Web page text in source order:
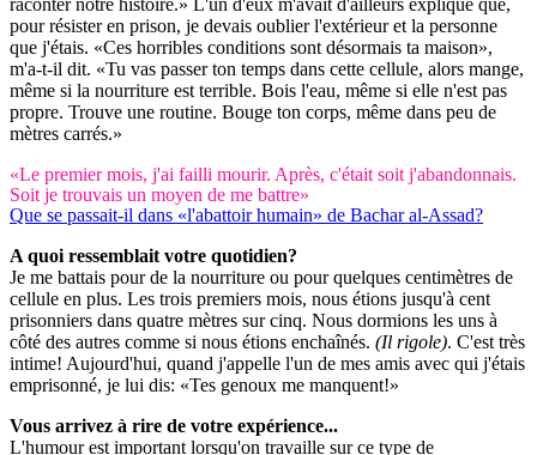
pour résister en prison, je devais oublier l'extérieur et la personne
que j'étais. «Ces horribles conditions sont désormais ta maison»,
m'a-t-il dit. «Tu vas passer ton temps dans cette cellule, alors mange,
même si la nourriture est terrible. Bois l'eau, même si elle n'est pas
propre. Trouve une routine. Bouge ton corps, même dans peu de
mètres carrés.»
«Le premier mois, j'ai failli mourir. Après, c'était soit j'abandonnais.
Soit je trouvais un moyen de me battre»
Que se passait-il dans «l'abattoir humain» de Bachar al-Assad?
A quoi ressemblait votre quotidien?
Je me battais pour de la nourriture ou pour quelques centimètres de
cellule en plus. Les trois premiers mois, nous étions jusqu'à cent
prisonniers dans quatre mètres sur cinq. Nous dormions les uns à
côté des autres comme si nous étions enchaînés. (Il rigole). C'est très
intime! Aujourd'hui, quand j'appelle l'un de mes amis avec qui j'étais
emprisonné, je lui dis: «Tes genoux me manquent!»
Vous arrivez à rire de votre expérience...
L'humour est important lorsqu'on travaille sur ce type de